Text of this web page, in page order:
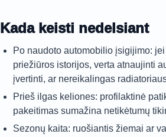
Kada keisti nedelsiant
Po naudoto automobilio įsigijimo:
priežiūros istorijos, verta atnaujinti
įvertinti, ar nereikalingas
Prieš ilgas keliones: profilaktinė
pakeitimas sumažina netikėtumų
Sezonų kaita: ruošiantis žiemai ar